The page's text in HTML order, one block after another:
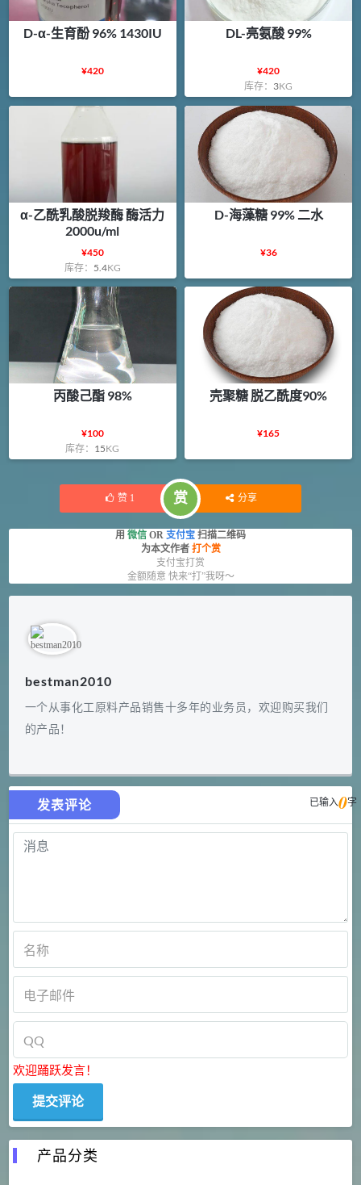
D-α-生育酚 96% 1430IU
¥420
DL-亮氨酸 99%
¥420
库存： 3KG
α-乙酰乳酸脱羧酶 酶活力
2000u/ml
¥450
库存： 5.4KG
D-海藻糖 99% 二水
¥36
丙酸己酯 98%
¥100
库存： 15KG
壳聚糖 脱乙酰度90%
¥165
赞 1 赏 分享
用 微信 OR 支付宝 扫描二维码
为本文作者 打个赏
支付宝打赏
金额随意 快来“打”我呀～
bestman2010
一个从事化工原料产品销售十多年的业务员，欢迎购买我们
的产品！
发表评论 已输入0字
欢迎踊跃发言！
产品分类